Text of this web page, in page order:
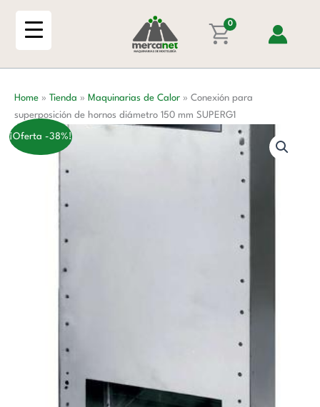
0
Home » Tienda » Maquinarias de Calor » Conexión para
superposición de hornos diámetro 150 mm SUPERG1
¡Oferta -38%!
hornos
diámetro
150
SUPERG1
cantidad